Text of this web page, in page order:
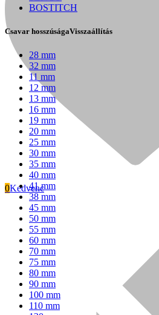
Signode
0Kedvenc
BOSTITCH
Csavar hosszúságaVisszaállítás
28 mm
32 mm
11 mm
12 mm
13 mm
16 mm
19 mm
20 mm
25 mm
30 mm
35 mm
40 mm
41 mm
38 mm
45 mm
50 mm
55 mm
60 mm
70 mm
75 mm
80 mm
90 mm
100 mm
110 mm